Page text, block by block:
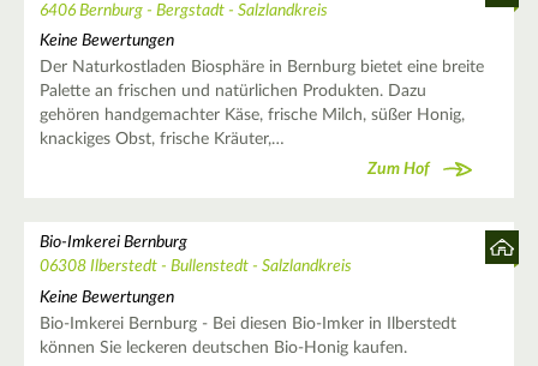
6406 Bernburg - Bergstadt - Salzlandkreis
Keine Bewertungen
Der Naturkostladen Biosphäre in Bernburg bietet eine breite
Palette an frischen und natürlichen Produkten. Dazu
gehören handgemachter Käse, frische Milch, süßer Honig,
knackiges Obst, frische Kräuter,…
Zum Hof
Bio-Imkerei Bernburg
06308 Ilberstedt - Bullenstedt - Salzlandkreis
Keine Bewertungen
Bio-Imkerei Bernburg - Bei diesen Bio-Imker in Ilberstedt
können Sie leckeren deutschen Bio-Honig kaufen.